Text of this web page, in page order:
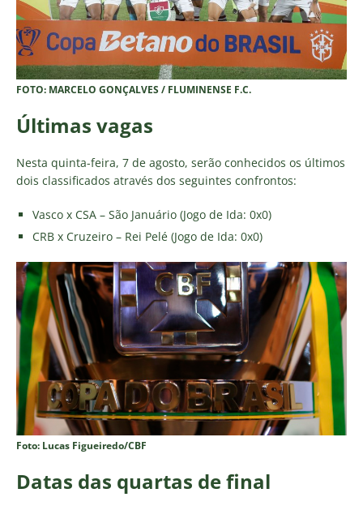
FOTO: MARCELO GONÇALVES / FLUMINENSE F.C.
Últimas vagas
Nesta quinta-feira, 7 de agosto, serão conhecidos os últimos
dois classificados através dos seguintes confrontos:
Vasco x CSA – São Januário (Jogo de Ida: 0x0)
CRB x Cruzeiro – Rei Pelé (Jogo de Ida: 0x0)
Foto: Lucas Figueiredo/CBF
Datas das quartas de final